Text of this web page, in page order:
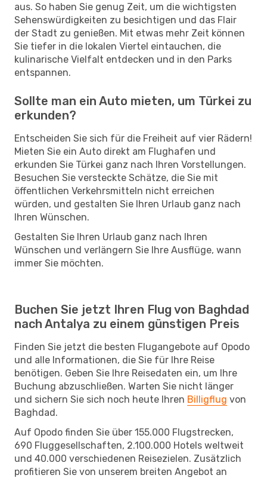
aus. So haben Sie genug Zeit, um die wichtigsten
Sehenswürdigkeiten zu besichtigen und das Flair
der Stadt zu genießen. Mit etwas mehr Zeit können
Sie tiefer in die lokalen Viertel eintauchen, die
kulinarische Vielfalt entdecken und in den Parks
entspannen.
Sollte man ein Auto mieten, um Türkei zu
erkunden?
Entscheiden Sie sich für die Freiheit auf vier Rädern!
Mieten Sie ein Auto direkt am Flughafen und
erkunden Sie Türkei ganz nach Ihren Vorstellungen.
Besuchen Sie versteckte Schätze, die Sie mit
öffentlichen Verkehrsmitteln nicht erreichen
würden, und gestalten Sie Ihren Urlaub ganz nach
Ihren Wünschen.
Gestalten Sie Ihren Urlaub ganz nach Ihren
Wünschen und verlängern Sie Ihre Ausflüge, wann
immer Sie möchten.
Buchen Sie jetzt Ihren Flug von Baghdad
nach Antalya zu einem günstigen Preis
Finden Sie jetzt die besten Flugangebote auf Opodo
und alle Informationen, die Sie für Ihre Reise
benötigen. Geben Sie Ihre Reisedaten ein, um Ihre
Buchung abzuschließen. Warten Sie nicht länger
und sichern Sie sich noch heute Ihren Billigflug von
Baghdad.
Auf Opodo finden Sie über 155.000 Flugstrecken,
690 Fluggesellschaften, 2.100.000 Hotels weltweit
und 40.000 verschiedenen Reisezielen. Zusätzlich
profitieren Sie von unserem breiten Angebot an